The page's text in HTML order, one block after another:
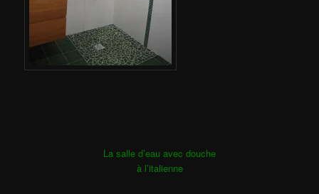
La salle d’eau avec douche
à l’italienne